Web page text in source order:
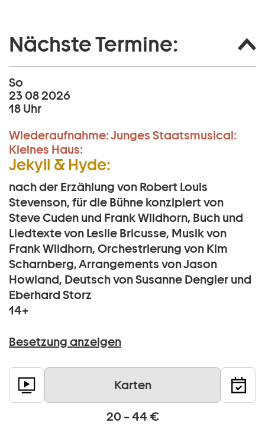
Nächste Termine:
So
23 08 2026
18 Uhr
Wiederaufnahme:Junges Staatsmusical:
Kleines Haus:
Jekyll & Hyde:
nach der Erzählung von Robert Louis
Stevenson, für die Bühne konzipiert von
Steve Cuden und Frank Wildhorn, Buch und
Liedtexte von Leslie Bricusse, Musik von
Frank Wildhorn, Orchestrierung von Kim
Scharnberg, Arrangements von Jason
Howland, Deutsch von Susanne Dengler und
Eberhard Storz
14+
Besetzung anzeigen
Karten
20 – 44 €